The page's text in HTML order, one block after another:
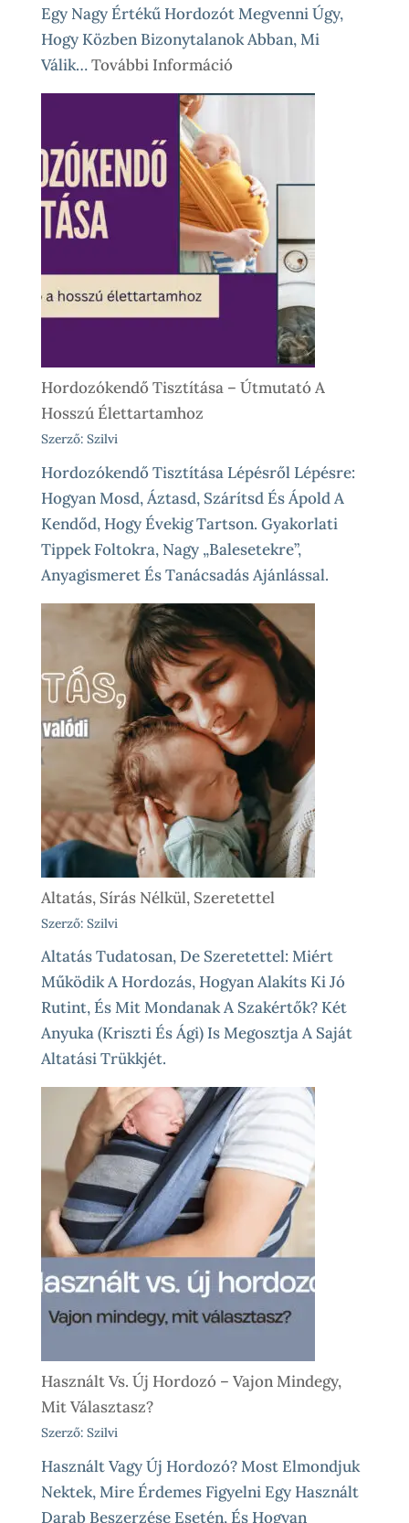
Egy Nagy Értékű Hordozót Megvenni Úgy,
Hogy Közben Bizonytalanok Abban, Mi
Válik…További Információ:
Babahordozó
Avagy
Okos
Próba
Vásárlás
Előtt
És
Különleges
Élethelyzetekre
Hordozókendő Tisztítása – Útmutató A
Hosszú Élettartamhoz
Szerző: Szilvi
Hordozókendő Tisztítása Lépésről Lépésre:
Hogyan Mosd, Áztasd, Szárítsd És Ápold A
Kendőd, Hogy Évekig Tartson. Gyakorlati
Tippek Foltokra, Nagy „balesetekre”,
Anyagismeret És Tanácsadás Ajánlással.
Altatás, Sírás Nélkül, Szeretettel
Szerző: Szilvi
Altatás Tudatosan, De Szeretettel: Miért
Működik A Hordozás, Hogyan Alakíts Ki Jó
Rutint, És Mit Mondanak A Szakértők? Két
Anyuka (Kriszti És Ági) Is Megosztja A Saját
Altatási Trükkjét.
Használt Vs. Új Hordozó – Vajon Mindegy,
Mit Választasz?
Szerző: Szilvi
Használt Vagy Új Hordozó? Most Elmondjuk
Nektek, Mire Érdemes Figyelni Egy Használt
Darab Beszerzése Esetén, És Hogyan